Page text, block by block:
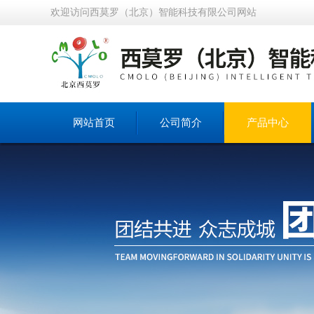
欢迎访问西莫罗（北京）智能科技有限公司网站
网站首页 公司简介 产品中心